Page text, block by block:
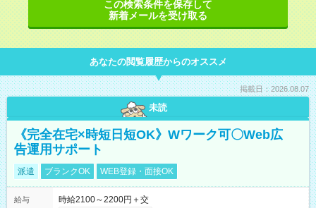
この検索条件を保存して
新着メールを受け取る
あなたの閲覧履歴からのオススメ
掲載日：2026.08.07
未読
《完全在宅×時短日短OK》Wワーク可〇Web広
告運用サポート
派遣 ブランクOK WEB登録・面接OK
給与
時給2100～2200円＋交